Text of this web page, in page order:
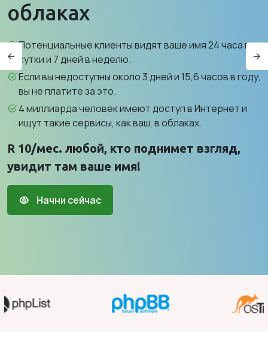
облаках
Потенциальные клиенты видят ваше имя 24 часа в
сутки и 7 дней в неделю.
Если вы недоступны около 3 дней и 15,6 часов в году,
вы не платите за это.
4 миллиарда человек имеют доступ в Интернет и
ищут такие сервисы, как ваш, в облаках.
R 10/мес. любой, кто поднимет взгляд,
увидит там ваше имя!
Начни сейчас